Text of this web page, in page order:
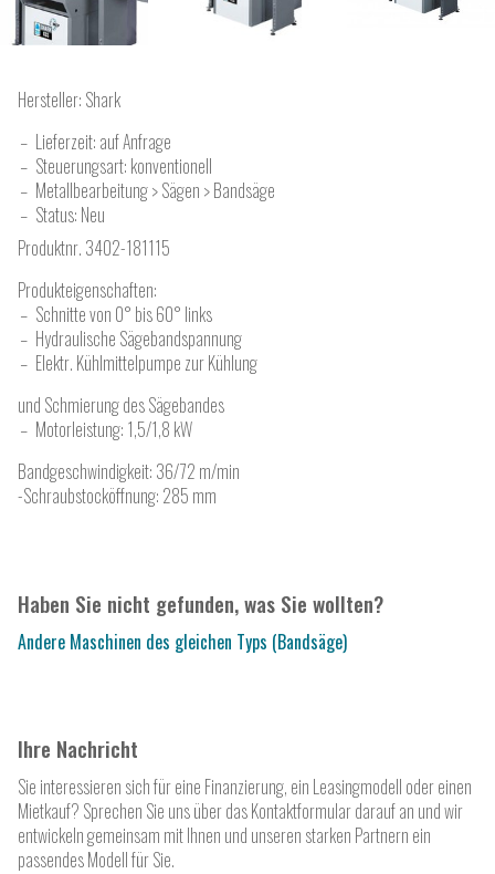
Hersteller: Shark
Lieferzeit: auf Anfrage
Steuerungsart: konventionell
Metallbearbeitung > Sägen > Bandsäge
Status: Neu
Produktnr. 3402-181115
Produkteigenschaften:
Schnitte von 0° bis 60° links
Hydraulische Sägebandspannung
Elektr. Kühlmittelpumpe zur Kühlung
und Schmierung des Sägebandes
Motorleistung: 1,5/1,8 kW
Bandgeschwindigkeit: 36/72 m/min
-Schraubstocköffnung: 285 mm
Haben Sie nicht gefunden, was Sie wollten?
Andere Maschinen des gleichen Typs (Bandsäge)
Ihre Nachricht
Sie interessieren sich für eine Finanzierung, ein Leasingmodell oder einen
Mietkauf? Sprechen Sie uns über das Kontaktformular darauf an und wir
entwickeln gemeinsam mit Ihnen und unseren starken Partnern ein
passendes Modell für Sie.